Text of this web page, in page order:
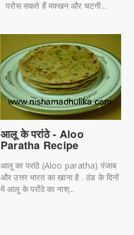
परोस सकते हैं मक्खन और चटनी...
आलू के परांठे - Aloo
Paratha Recipe
आलू का परांठे (Aloo paratha) पंजाब
और उत्तर भारत का खाना है . ठंड के दिनों
में आलू के पराँठे का नाश्...